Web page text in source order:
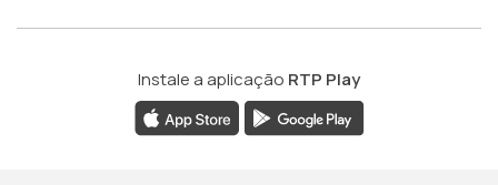
Instale a aplicação RTP Play